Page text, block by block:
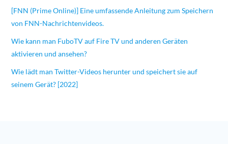
[FNN (Prime Online)] Eine umfassende Anleitung zum Speichern
von FNN-Nachrichtenvideos.
Wie kann man FuboTV auf Fire TV und anderen Geräten
aktivieren und ansehen?
Wie lädt man Twitter-Videos herunter und speichert sie auf
seinem Gerät? [2022]